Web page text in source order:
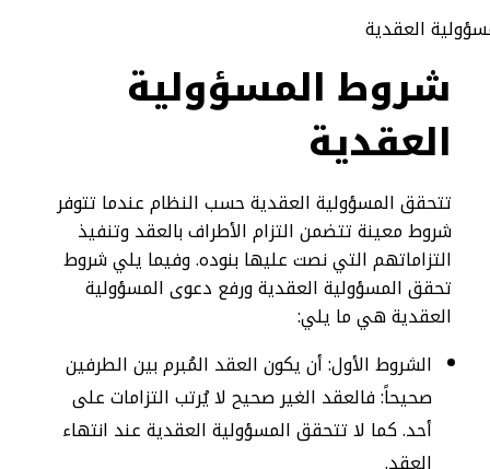
شروط المسؤولية
العقدية
تتحقق المسؤولية العقدية حسب النظام عندما تتوفر
شروط معينة تتضمن التزام الأطراف بالعقد وتنفيذ
التزاماتهم التي نصت عليها بنوده. وفيما يلي شروط
تحقق المسؤولية العقدية ورفع دعوى المسؤولية
العقدية هي ما يلي:
الشروط الأول: أن يكون العقد المُبرم بين الطرفين
صحيحاً: فالعقد الغير صحيح لا يُرتب التزامات على
أحد. كما لا تتحقق المسؤولية العقدية عند انتهاء